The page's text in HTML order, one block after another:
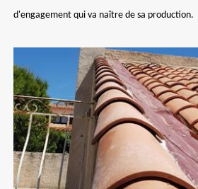
d'engagement qui va naître de sa production.